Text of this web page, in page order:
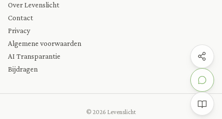
Over Levenslicht
Contact
Privacy
Algemene voorwaarden
AI Transparantie
Bijdragen
© 2026 Levenslicht